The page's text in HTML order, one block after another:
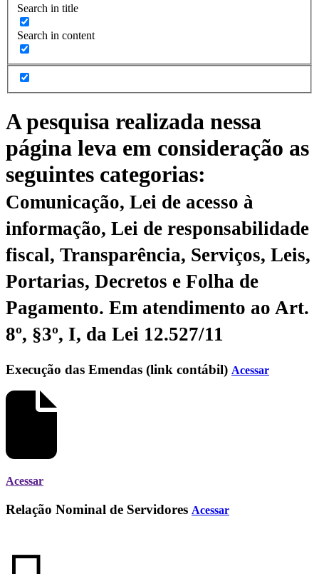
Search in title
Search in content
A pesquisa realizada nessa
página leva em consideração as
seguintes categorias:
Comunicação, Lei de acesso à
informação, Lei de responsabilidade
fiscal, Transparência, Serviços, Leis,
Portarias, Decretos e Folha de
Pagamento. Em atendimento ao Art.
8º, §3º, I, da Lei 12.527/11
Execução das Emendas (link contábil) Acessar
Acessar
Relação Nominal de Servidores Acessar